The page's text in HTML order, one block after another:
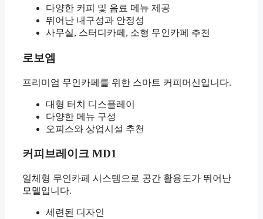
다양한 커피 및 음료 메뉴 제공
뛰어난 내구성과 안정성
사무실, 스터디카페, 소형 무인카페 추천
로보엠
프리미엄 무인카페를 위한 스마트 커피머신입니다.
대형 터치 디스플레이
다양한 메뉴 구성
오피스와 상업시설 추천
커피브레이크 MD1
일체형 무인카페 시스템으로 공간 활용도가 뛰어난
모델입니다.
세련된 디자인